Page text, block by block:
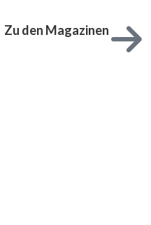
Zu den Magazinen